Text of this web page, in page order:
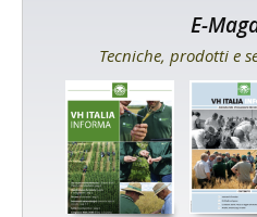
E-
Tecniche, prodotti e